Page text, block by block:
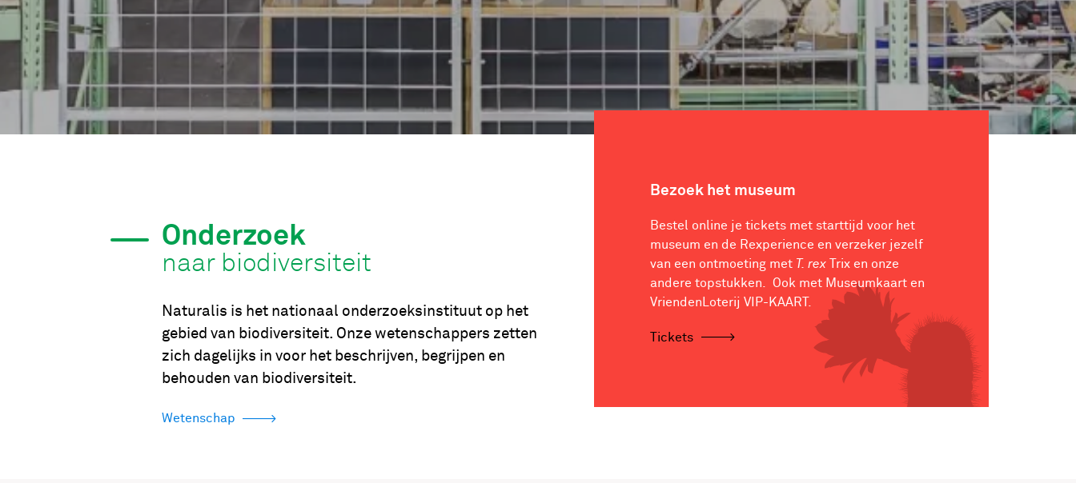
Onderzoek
naar biodiversiteit
Naturalis is het nationaal onderzoeksinstituut op het
gebied van biodiversiteit. Onze wetenschappers zetten
zich dagelijks in voor het beschrijven, begrijpen en
behouden van biodiversiteit.
Wetenschap
Bezoek het museum
Bestel online je tickets met starttijd voor het
museum en de Rexperience en verzeker jezelf
van een ontmoeting met T. rex Trix en onze
andere topstukken. Ook met Museumkaart en
VriendenLoterij VIP-KAART.
Tickets